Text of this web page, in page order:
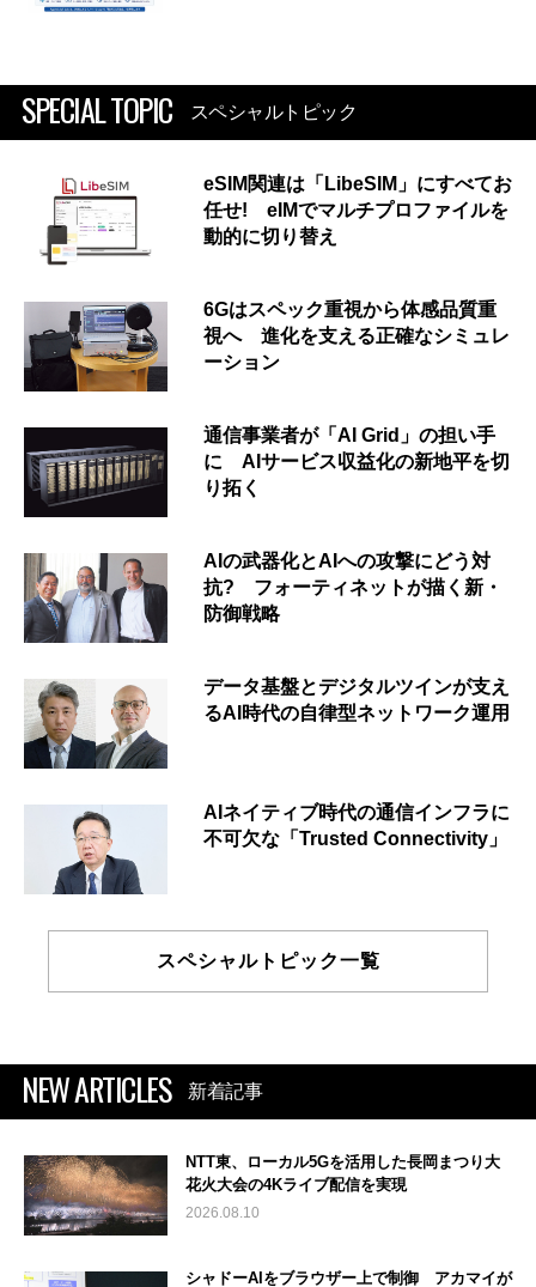
SPECIAL TOPIC スペシャルトピック
eSIM関連は「LibeSIM」にすべてお
任せ! eIMでマルチプロファイルを
動的に切り替え
6Gはスペック重視から体感品質重
視へ 進化を支える正確なシミュレ
ーション
通信事業者が「AI Grid」の担い手
に AIサービス収益化の新地平を切
り拓く
AIの武器化とAIへの攻撃にどう対
抗? フォーティネットが描く新・
防御戦略
データ基盤とデジタルツインが支え
るAI時代の自律型ネットワーク運用
AIネイティブ時代の通信インフラに
不可欠な「Trusted Connectivity」
スペシャルトピック一覧
NEW ARTICLES 新着記事
NTT東、ローカル5Gを活用した長岡まつり大
花火大会の4Kライブ配信を実現
2026.08.10
シャドーAIをブラウザー上で制御 アカマイが